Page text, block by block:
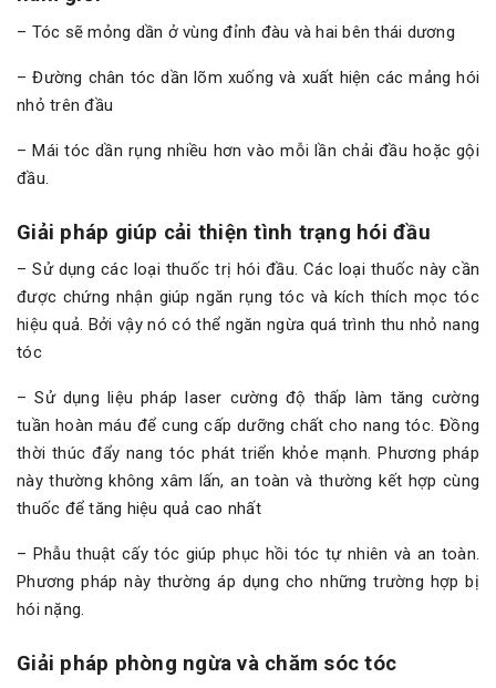
– Tóc sẽ mỏng dần ở vùng đỉnh đàu và hai bên thái dương
– Đường chân tóc dần lõm xuống và xuất hiện các mảng hói
nhỏ trên đầu
– Mái tóc dần rụng nhiều hơn vào mỗi lần chải đầu hoặc gội
đầu.
Giải pháp giúp cải thiện tình trạng hói đầu
– Sử dụng các loại thuốc trị hói đầu. Các loại thuốc này cần
được chứng nhận giúp ngăn rụng tóc và kích thích mọc tóc
hiệu quả. Bởi vậy nó có thể ngăn ngừa quá trình thu nhỏ nang
tóc
– Sử dụng liệu pháp laser cường độ thấp làm tăng cường
tuần hoàn máu để cung cấp dưỡng chất cho nang tóc. Đồng
thời thúc đẩy nang tóc phát triển khỏe mạnh. Phương pháp
này thường không xâm lấn, an toàn và thường kết hợp cùng
thuốc để tăng hiệu quả cao nhất
– Phẫu thuật cấy tóc giúp phục hồi tóc tự nhiên và an toàn.
Phương pháp này thường áp dụng cho những trường hợp bị
hói nặng.
Giải pháp phòng ngừa và chăm sóc tóc